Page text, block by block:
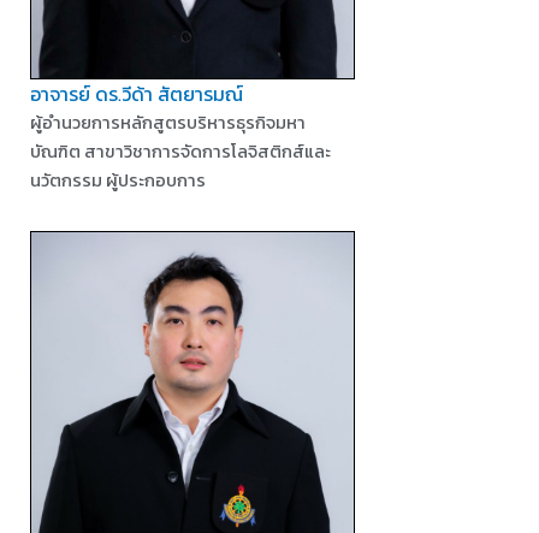
อาจารย์ ดร.วีด้า สัตยารมณ์
ผู้อำนวยการหลักสูตรบริหารธุรกิจมหา
บัณฑิต สาขาวิชาการจัดการโลจิสติกส์และ
นวัตกรรม ผู้ประกอบการ